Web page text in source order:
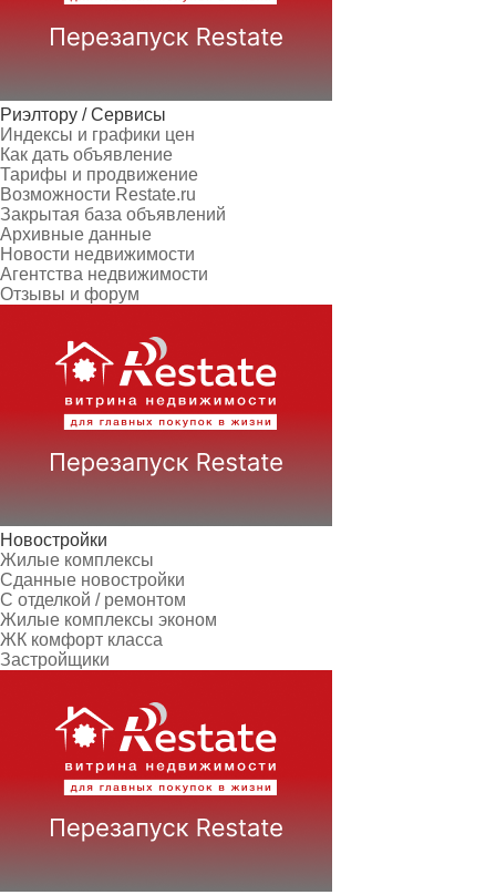
Риэлтору / Сервисы
Индексы и графики цен
Как дать объявление
Тарифы и продвижение
Возможности Restate.ru
Закрытая база объявлений
Архивные данные
Новости недвижимости
Агентства недвижимости
Отзывы и форум
Новостройки
Жилые комплексы
Сданные новостройки
С отделкой / ремонтом
Жилые комплексы эконом
ЖК комфорт класса
Застройщики